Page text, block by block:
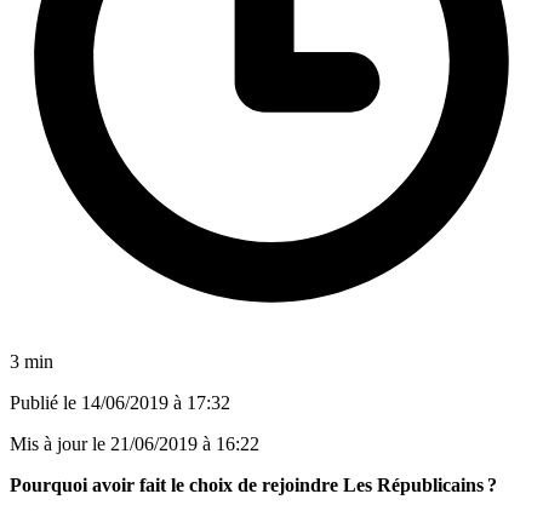
3 min
Publié le 14/06/2019 à 17:32
Mis à jour le 21/06/2019 à 16:22
Pourquoi avoir fait le choix de rejoindre Les Républicains ?